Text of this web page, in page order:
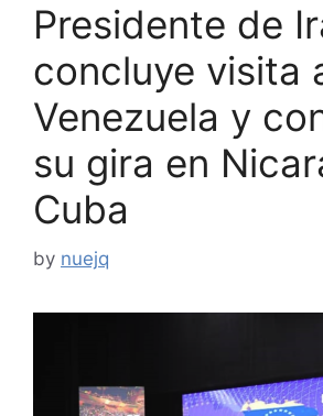
Presidente de
concluye visita
Venezuela y
su gira en
Cuba
by nuejq